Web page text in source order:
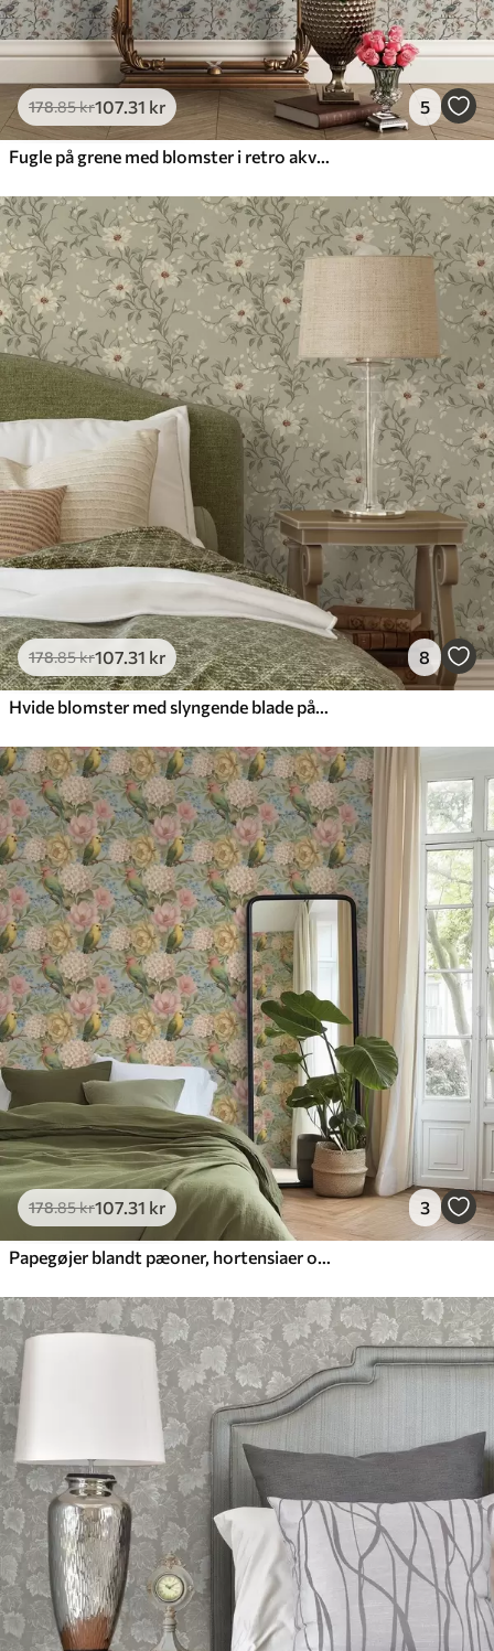
178.85kr107.31 kr 5
Fugle på grene med blomster i retro akvarel-stil
178.85kr107.31 kr 8
Hvide blomster med slyngende blade på lys baggrund
178.85kr107.31 kr 3
Papegøjer blandt pæoner, hortensiaer og magnolier